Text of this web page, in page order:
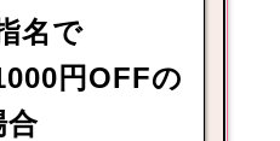
名で
円OFFの
合